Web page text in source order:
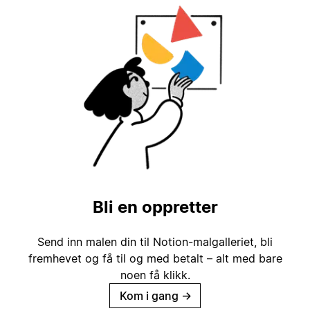
Bli en oppretter
Send inn malen din til Notion-malgalleriet, bli
fremhevet og få til og med betalt – alt med bare
noen få klikk.
Kom i gang →